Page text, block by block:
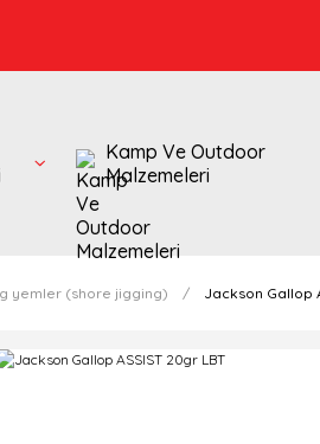
Kamp Ve Outdoor
Malzemeleri
yemler (shore jigging) Jackson Gallop